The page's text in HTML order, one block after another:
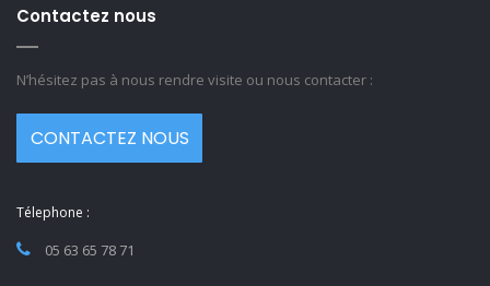
Contactez nous
N’hésitez pas à nous rendre visite ou nous contacter :
CONTACTEZ NOUS
Télephone :
05 63 65 78 71